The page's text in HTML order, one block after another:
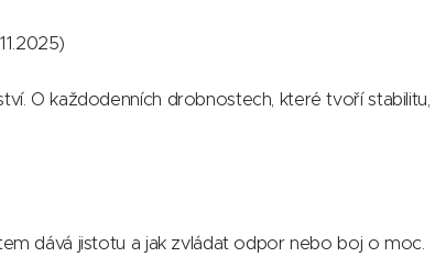
O každodenních drobnostech, které tvoří stabilitu,
dává jistotu a jak zvládat odpor nebo boj o moc.